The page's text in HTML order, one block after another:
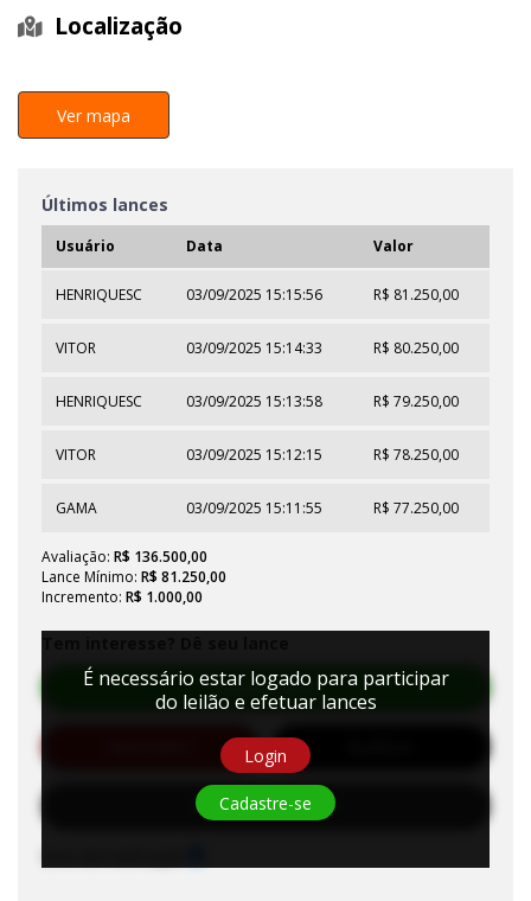
Localização
Ver mapa
Últimos lances
Usuário Data Valor
HENRIQUESC 03/09/2025 15:15:56 R$ 81.250,00
VITOR 03/09/2025 15:14:33 R$ 80.250,00
HENRIQUESC 03/09/2025 15:13:58 R$ 79.250,00
VITOR 03/09/2025 15:12:15 R$ 78.250,00
GAMA 03/09/2025 15:11:55 R$ 77.250,00
Avaliação: R$ 136.500,00
Lance Mínimo: R$ 81.250,00
Incremento: R$ 1.000,00
Efetuar Lance
Solicitar Habilitação
É necessário estar logado para participar
do leilão e efetuar lances
Login
Cadastre-se